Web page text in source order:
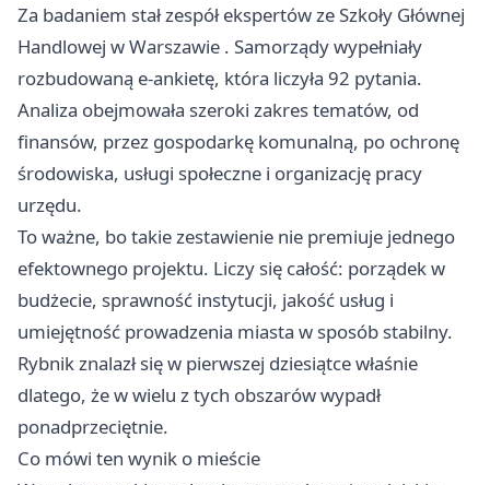
Za badaniem stał zespół ekspertów ze Szkoły Głównej
Handlowej wWarszawie . Samorządy wypełniały
rozbudowaną e-ankietę, która liczyła 92 pytania.
Analiza obejmowała szeroki zakres tematów, od
finansów, przez gospodarkę komunalną, po ochronę
środowiska, usługi społeczne i organizację pracy
urzędu.
To ważne, bo takie zestawienie nie premiuje jednego
efektownego projektu. Liczy się całość: porządek w
budżecie, sprawność instytucji, jakość usług i
umiejętność prowadzenia miasta w sposób stabilny.
Rybnik znalazł się w pierwszej dziesiątce właśnie
dlatego, że w wielu z tych obszarów wypadł
ponadprzeciętnie.
Co mówi ten wynik o mieście